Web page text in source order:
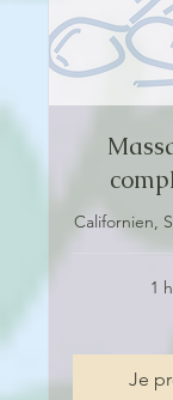
Californien,
1
Je